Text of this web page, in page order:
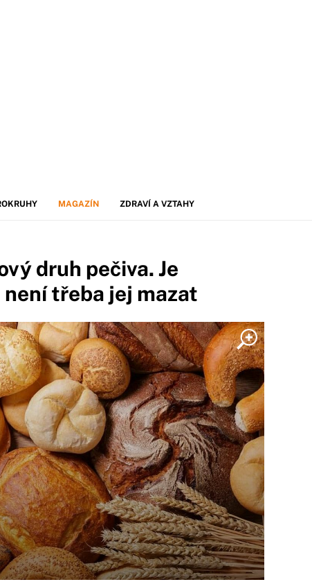
MAGAZÍN ZDRAVÍ A VZTAHY
druh pečiva. Je
třeba jej mazat